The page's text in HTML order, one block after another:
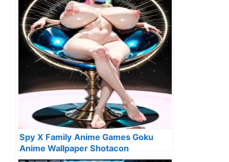
Spy X Family Anime Games Goku
Anime Wallpaper Shotacon